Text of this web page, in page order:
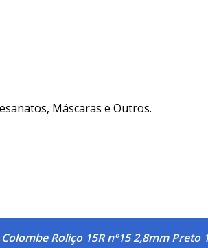
Máscaras e Outros.
Roliço 15R nº15 2,8mm Preto